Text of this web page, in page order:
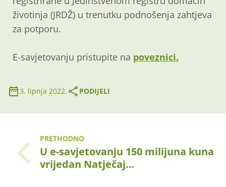
životinja (JRDŽ) u trenutku podnošenja zahtjeva
za potporu.
E-savjetovanju pristupite na poveznici.
3. lipnja 2022. PODIJELI
PRETHODNO
U e-savjetovanju 150 milijuna kuna
vrijedan Natječaj…